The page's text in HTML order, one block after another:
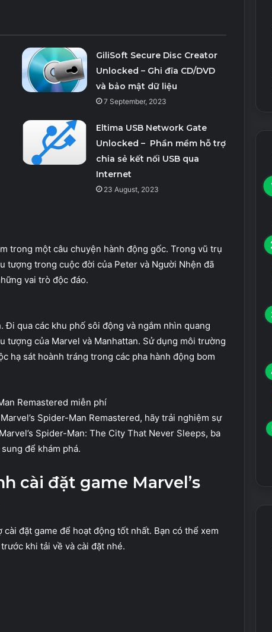
GiliSoft Secure Disc Creator
Unlocked – Ghi đĩa CD/DVD
và bảo mật dữ liệu
7 September, 2023
Eltima USB Network Gate
Unlocked – Phần mềm hỗ trợ
chia sẻ kết nối USB qua
Internet
23 August, 2023
trong một câu chuyện hành động gốc. Trong vũ trụ
tượng trong cuộc đời của Peter và Người Nhện đã
vai trò độc đáo.
Đi qua các khu phố sôi động và ngắm nhìn quang
tượng của Marvel và Manhattan. Sử dụng môi trường
hạ sát hoành tráng trong các pha hành động bom
Spider-Man Remastered, hãy trải nghiệm sự
Spider-Man: The City That Never Sleeps, ba
để khám phá.
cài đặt game Marvel’s
đặt game để hoạt động tốt nhất. Bạn có thể xem
khi tải về và cài đặt nhé.